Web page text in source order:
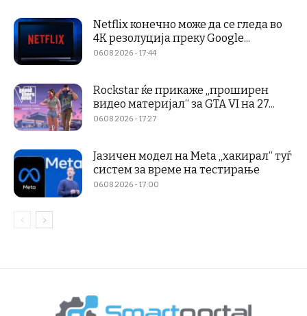
Netflix конечно може да се гледа во
4K резолуција преку Google...
06.08.2026 - 17:44
Rockstar ќе прикаже „проширен
видео материјал“ за GTA VI на 27...
06.08.2026 - 17:27
Јазичен модел на Meta „хакирал“ туѓ
систем за време на тестирање
06.08.2026 - 17:00